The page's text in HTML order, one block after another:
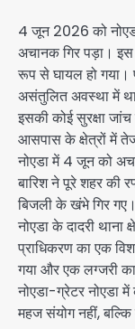
4 जून 2026 को
अचानक गिर पड़ा।
रूप से घायल हो गया।
असंतुलित अवस्था में
इसकी कोई सुरक्षा
आसपास के क्षेत्रों में
नोएडा में 4 जून को
बारिश ने पूरे शहर की
बिजली के खंभे गिर
नोएडा के दादरी थाना
प्राधिकरण का एक
गया और एक लग्जरी
नोएडा-ग्रेटर नोएडा
महज संयोग नहीं,